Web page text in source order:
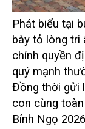
Phát biểu tại
bày tỏ lòng tri
chính quyền
quý mạnh
Đồng thời gửi
con cùng
Bính Ngọ 2026